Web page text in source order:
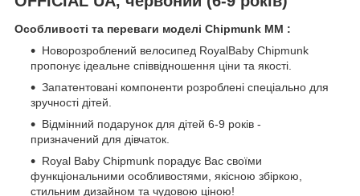
Особливості та переваги моделі Chipmunk MM :
Новорозроблений велосипед RoyalBaby Chipmunk
пропонує ідеальне співвідношення ціни та якості.
Запатентовані компоненти розроблені спеціально для
зручності дітей.
Відмінний подарунок для дітей 6-9 років -
призначений для дівчаток.
Royal Baby Chipmunk порадує Вас своїми
функціональними особливостями, якісною збіркою,
стильним дизайном та чудовою ціною!